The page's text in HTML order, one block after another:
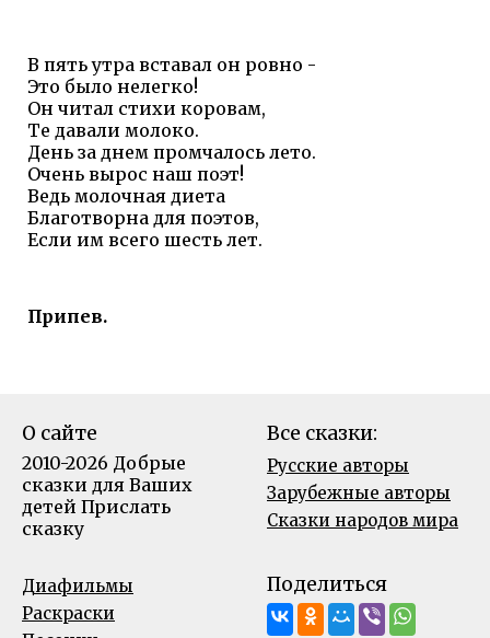
В пять утра вставал он ровно -
Это было нелегко!
Он читал стихи коровам,
Те давали молоко.
День за днем промчалось лето.
Очень вырос наш поэт!
Ведь молочная диета
Благотворна для поэтов,
Если им всего шесть лет.
Припев.
О сайте
2010-2026 Добрые
сказки для Ваших
детей Прислать
сказку
Все сказки:
Русские авторы
Зарубежные авторы
Сказки народов мира
Диафильмы
Раскраски
Поделиться